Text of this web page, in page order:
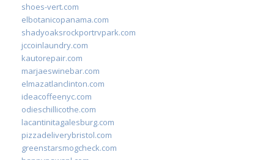
shoes-vert.com
elbotanicopanama.com
shadyoaksrockportrvpark.com
jccoinlaundry.com
kautorepair.com
marjaeswinebar.com
elmazatlanclinton.com
ideacoffeenyc.com
odieschillicothe.com
lacantinitagalesburg.com
pizzadeliverybristol.com
greenstarsmogcheck.com